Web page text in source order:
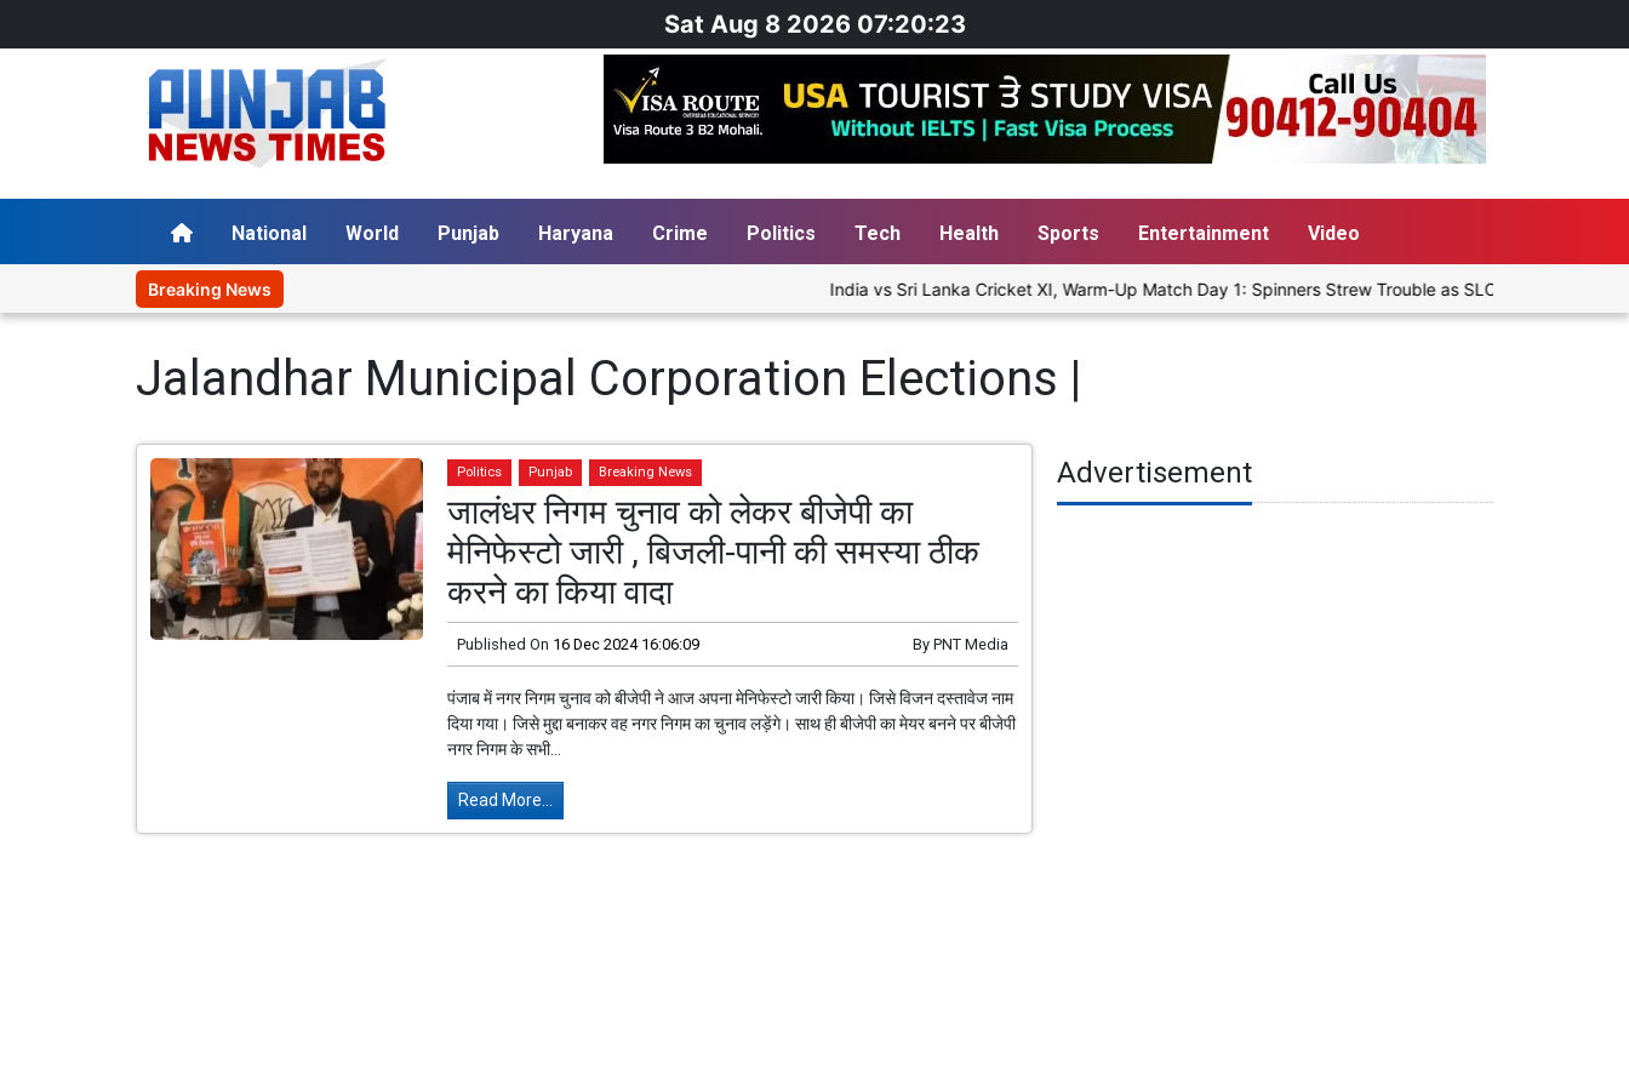
Sat Aug 8 2026 07:20:24
National World Punjab Haryana Crime Politics Tech Health Sports Entertainment Video
Breaking News India vs Sri Lanka Cricket XI, Warm-Up Match Day 1: Spinners Strew Trouble as SLC XI Reach 363/8 at
Jalandhar Municipal Corporation Elections |
Politics Punjab Breaking News
जालंधर निगम चुनाव को लेकर बीजेपी का
मेनिफेस्टो जारी , बिजली-पानी की समस्या ठीक
करने का किया वादा
Published On 16 Dec 2024 16:06:09 By PNT Media
पंजाब में नगर निगम चुनाव को बीजेपी ने आज अपना मेनिफेस्टो जारी किया। जिसे विजन दस्तावेज नाम
दिया गया। जिसे मुद्दा बनाकर वह नगर निगम का चुनाव लड़ेंगे। साथ ही बीजेपी का मेयर बनने पर बीजेपी
नगर निगम के सभी...
Read More...
Advertisement